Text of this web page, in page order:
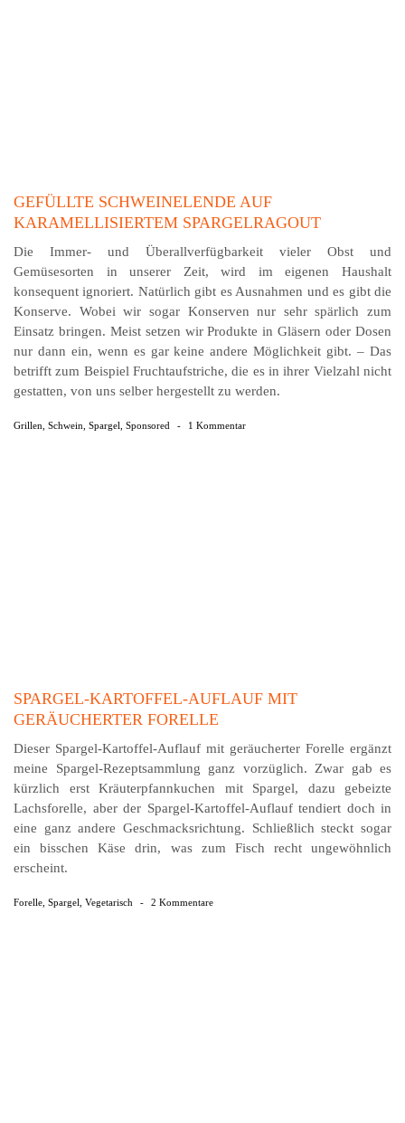
GEFÜLLTE SCHWEINELENDE AUF
KARAMELLISIERTEM SPARGELRAGOUT
Die Immer- und Überallverfügbarkeit vieler Obst und
Gemüsesorten in unserer Zeit, wird im eigenen Haushalt
konsequent ignoriert. Natürlich gibt es Ausnahmen und es gibt die
Konserve. Wobei wir sogar Konserven nur sehr spärlich zum
Einsatz bringen. Meist setzen wir Produkte in Gläsern oder Dosen
nur dann ein, wenn es gar keine andere Möglichkeit gibt. – Das
betrifft zum Beispiel Fruchtaufstriche, die es in ihrer Vielzahl nicht
gestatten, von uns selber hergestellt zu werden.
Grillen Schwein Spargel Sponsored - 1 Kommentar
SPARGEL-KARTOFFEL-AUFLAUF MIT
GERÄUCHERTER FORELLE
Dieser Spargel-Kartoffel-Auflauf mit geräucherter Fo­relle ergänzt
meine Spargel-Rezept­samm­lung ganz vor­züglich. Zwar gab es
kürzlich erst Kräuter­pfann­kuchen mit Spargel, dazu gebeizte
Lachs­forelle, aber der Spargel-Kartoffel-Auflauf tendiert doch in
eine ganz andere Geschmacksrichtung. Schließlich steckt sogar
ein bisschen Käse drin, was zum Fisch recht ungewöhnlich
erscheint.
Forelle Spargel Vegetarisch - 2 Kommentare